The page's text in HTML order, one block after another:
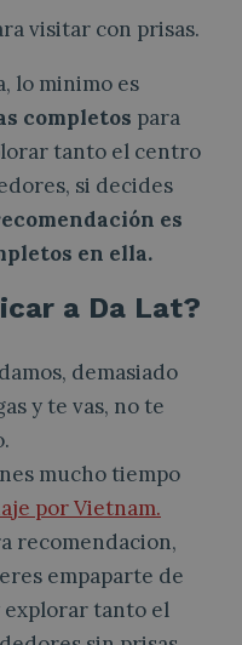
visitar con prisas.
lo minimo es
completos para
tanto el centro
si decides
es
en ella.
a Da Lat?
demasiado
y te vas, no te
mucho tiempo
por Vietnam.
recomendacion,
empaparte de
explorar tanto el